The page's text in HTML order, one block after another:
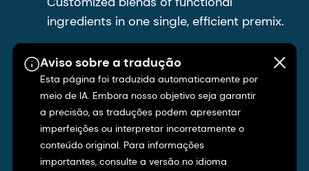
autoridade Europeia para a Segurança dos
Alimentos. 25 de outubro de 2013. acesso em 16
de agosto de 2021.
https://www.efsa.europa.eu/en/efsajournal/pub/3408
Ghisolfi J, Fantino M, Turck D, de Courcy GP,
Vidailhet M. Nutrient intakes of children aged 1-2
years as a function of milk consumption, cows'
milk or growing-up milk. Public Health Nutr.
2013;16(3):524-534.
doi:10.1017/S1368980012002893
ingredients in one single, efficient premix.
Market-ready solutions
Streamline your product development
process and get to market faster.
Events
Aviso sobre a tradução
Esta página foi traduzida automaticamente por
meio de IA. Embora nosso objetivo seja garantir
a precisão, as traduções podem apresentar
imperfeições ou interpretar incorretamente o
conteúdo original. Para informações
importantes, consulte a versão no idioma